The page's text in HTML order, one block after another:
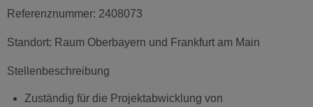
Referenznummer: 2408073
Standort: Raum Oberbayern und Frankfurt am Main
Stellenbeschreibung
Zuständig für die Projektabwicklung von